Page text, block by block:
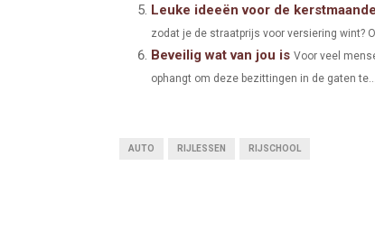
Leuke ideeën voor de
zodat je de straatprijs voor versiering wint?
Beveilig wat van jou is Voor veel
ophangt om deze bezittingen in de gaten te...
AUTO RIJLESSEN RIJSCHOOL